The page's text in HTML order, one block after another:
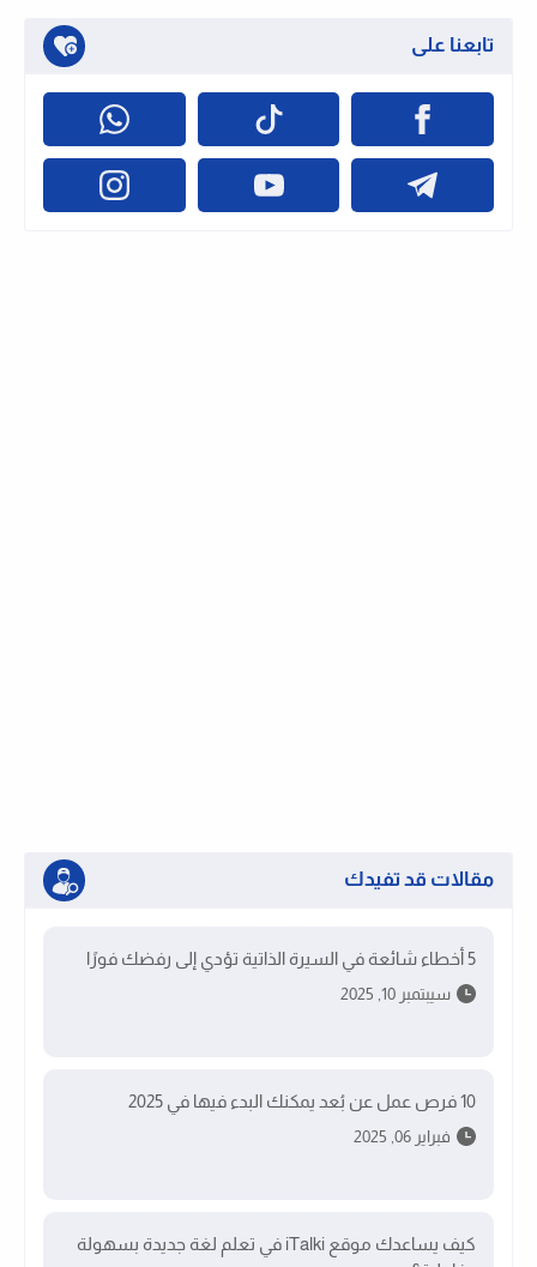
تابعنا على
مقالات قد تفيدك
5 أخطاء شائعة في السيرة الذاتية تؤدي إلى رفضك فورًا
سيبتمبر 10, 2025
10 فرص عمل عن بُعد يمكنك البدء فيها في 2025
فبراير 06, 2025
كيف يساعدك موقع iTalki في تعلم لغة جديدة بسهولة